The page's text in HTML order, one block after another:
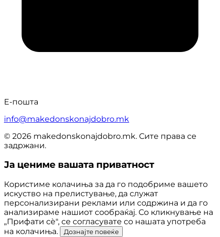
Е-пошта
info@makedonskonajdobro.mk
© 2026 makedonskonajdobro.mk. Сите права се
задржани.
Ја цениме вашата приватност
Користиме колачиња за да го подобриме вашето
искуство на прелистување, да служат
персонализирани реклами или содржина и да го
анализираме нашиот сообраќај. Со кликнување на
„Прифати сè", се согласувате со нашата употреба
на колачиња.
Дознајте повеќе